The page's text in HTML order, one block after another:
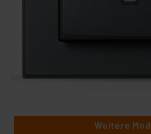
Weitere